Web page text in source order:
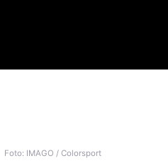
Foto: IMAGO / Colorsport